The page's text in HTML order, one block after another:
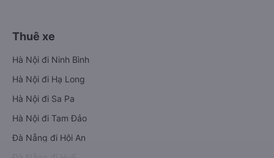
Thuê xe
Hà Nội đi Ninh Bình
Hà Nội đi Hạ Long
Hà Nội đi Sa Pa
Hà Nội đi Tam Đảo
Đà Nẵng đi Hội An